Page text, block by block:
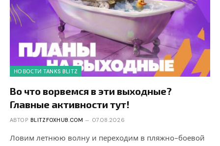
НОВОСТИ TANKS BLITZ
Во что ворвемся в эти выходные?
Главные активности тут!
АВТОР BLITZFOXHUB.COM 07.08.2026
Ловим летнюю волну и переходим в пляжно-боевой